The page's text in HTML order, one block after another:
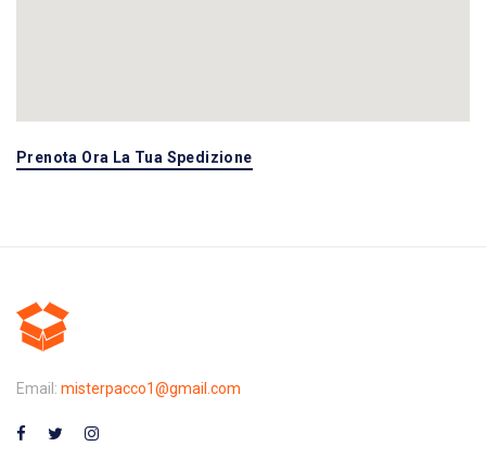
Prenota Ora La Tua Spedizione
Email: misterpacco1@gmail.com